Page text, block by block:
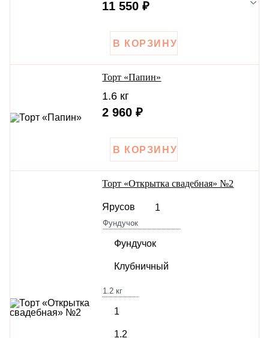
11 550 ₽
Торт «Папин»
1.6 кг
2 960 ₽
Торт «Открытка свадебная» №2
Ярусов 1
Фундучок
Фундучок
Клубничный
1.2 кг
1
1.2